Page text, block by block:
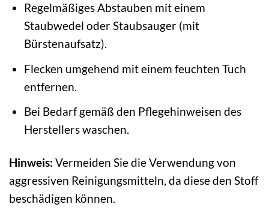
Regelmäßiges Abstauben mit einem
Staubwedel oder Staubsauger (mit
Bürstenaufsatz).
Flecken umgehend mit einem feuchten Tuch
entfernen.
Bei Bedarf gemäß den Pflegehinweisen des
Herstellers waschen.
Hinweis: Vermeiden Sie die Verwendung von
aggressiven Reinigungsmitteln, da diese den Stoff
beschädigen können.